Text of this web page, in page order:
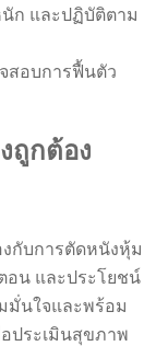
ก และปฏิบัติตาม
สอบการฟื้นตัว
ถูกต้อง
กับการตัดหนังหุ้ม
อน และประโยชน์
มั่นใจและพร้อม
ประเมินสุขภาพ